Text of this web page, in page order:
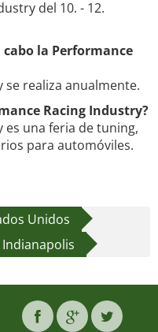
del 10. - 12.
cabo la Performance
se realiza anualmente.
Racing Industry?
es una feria de tuning,
para automóviles.
Unidos
Indianapolis